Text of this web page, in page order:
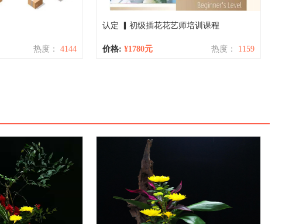
热度： 4144
认定 ▎初级插花花艺师培训课程
价格: ¥1780元 热度： 1159